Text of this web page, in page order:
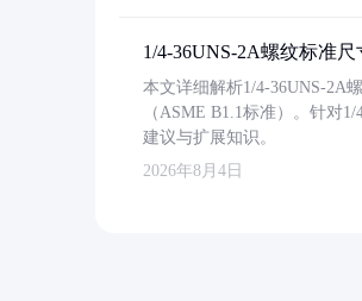
1/4-36UNS-2A螺纹标准尺
本文详细解析1/4-36UNS-2A
（ASME B1.1标准）。针对
建议与扩展知识。
2026年8月4日